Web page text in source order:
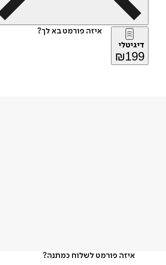
איזה פורמט בא לך?
דיגיטלי
₪199
איזה פורמט לשלוח כמתנה?